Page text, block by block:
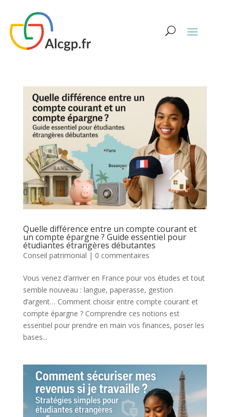
Quelle différence entre un compte courant et
un compte épargne ? Guide essentiel pour
étudiantes étrangères débutantes
Conseil patrimonial | 0 commentaires
Vous venez d’arriver en France pour vos études et tout
semble nouveau : langue, paperasse, gestion
d’argent… Comment choisir entre compte courant et
compte épargne ? Comprendre ces notions est
essentiel pour prendre en main vos finances, poser les
bases...